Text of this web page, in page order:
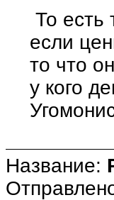
То есть
если
то что
у кого
Название: